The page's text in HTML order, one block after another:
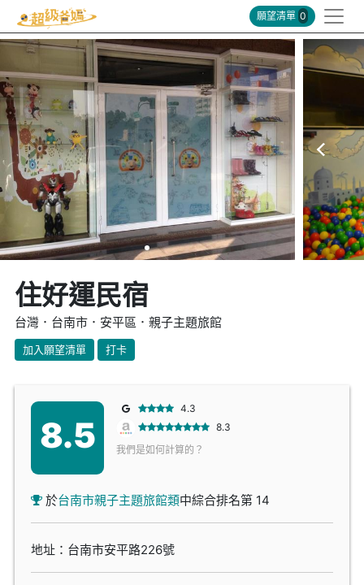
願望清單 0
住好運民宿
台灣．台南市．安平區．親子主題旅館
加入願望清單 打卡
8.5
4.3
8.3
我們是如何計算的？
於台南市親子主題旅館類中綜合排名第 14
地址：台南市安平路226號